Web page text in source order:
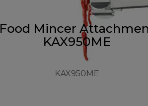
Food Mincer
KAX950ME
KAX950ME